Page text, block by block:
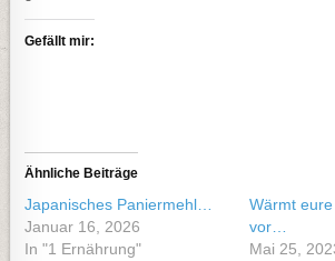
Gefällt mir:
Ähnliche Beiträge
Japanisches Paniermehl…
Januar 16, 2026
In "1 Ernährung"
Wärmt
vor…
Mai 25,